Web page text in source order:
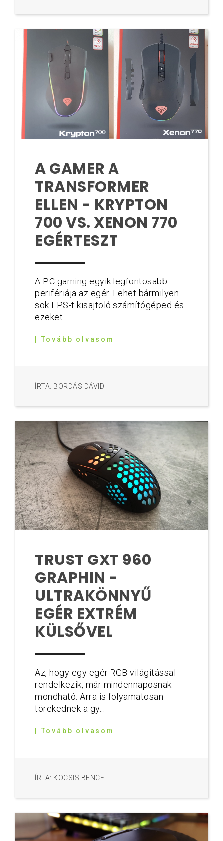
A GAMER A
TRANSFORMER
ELLEN - KRYPTON
700 VS. XENON 770
EGÉRTESZT
A PC gaming egyik legfontosabb
perifériája az egér. Lehet bármilyen
sok FPS-t kisajtoló számítógéped és
ezeket...
| Tovább olvasom
ÍRTA: BORDÁS DÁVID
TRUST GXT 960
GRAPHIN -
ULTRAKÖNNYŰ
EGÉR EXTRÉM
KÜLSŐVEL
Az, hogy egy egér RGB világítással
rendelkezik, már mindennaposnak
mondható. Arra is folyamatosan
törekednek a gy...
| Tovább olvasom
ÍRTA: KOCSIS BENCE